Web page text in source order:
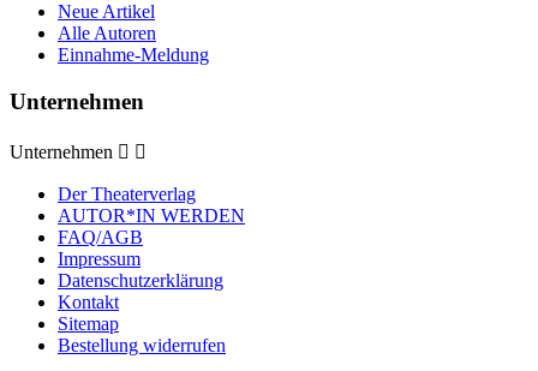
Neue Artikel
Alle Autoren
Einnahme-Meldung
Unternehmen
Unternehmen  
Der Theaterverlag
AUTOR*IN WERDEN
FAQ/AGB
Impressum
Datenschutzerklärung
Kontakt
Sitemap
Bestellung widerrufen